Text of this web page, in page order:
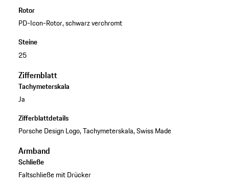
Rotor
PD-Icon-Rotor, schwarz verchromt
Steine
25
Ziffernblatt
Tachymeterskala
Ja
Zifferblattdetails
Porsche Design Logo, Tachymeterskala, Swiss Made
Armband
Schließe
Faltschließe mit Drücker